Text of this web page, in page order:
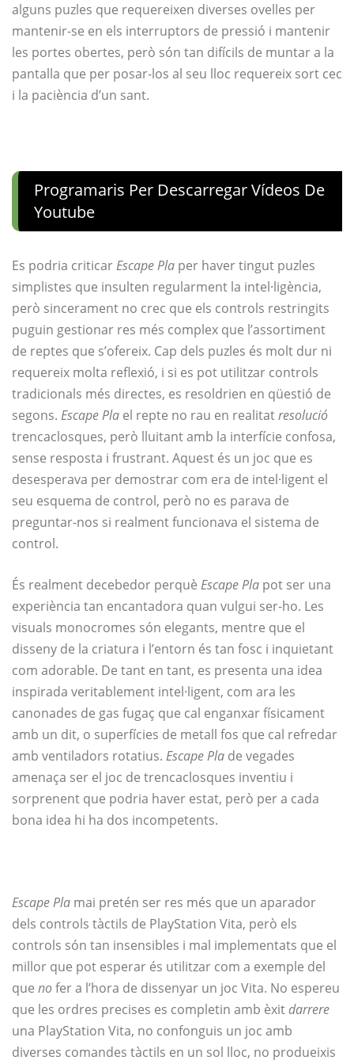
alguns puzles que requereixen diverses ovelles per
mantenir-se en els interruptors de pressió i mantenir
les portes obertes, però són tan difícils de muntar a la
pantalla que per posar-los al seu lloc requereix sort cec
i la paciència d’un sant.
Programaris Per Descarregar Vídeos De
Youtube
Es podria criticarEscape Pla per haver tingut puzles
simplistes que insulten regularment la intel·ligència,
però sincerament no crec que els controls restringits
puguin gestionar res més complex que l’assortiment
de reptes que s’ofereix. Cap dels puzles és molt dur ni
requereix molta reflexió, i si es pot utilitzar controls
tradicionals més directes, es resoldrien en qüestió de
segons. Escape Pla el repte no rau en realitatresolució
trencaclosques, però lluitant amb la interfície confosa,
sense resposta i frustrant. Aquest és un joc que es
desesperava per demostrar com era de intel·ligent el
seu esquema de control, però no es parava de
preguntar-nos si realment funcionava el sistema de
control.
És realment decebedor perquè Escape Pla pot ser una
experiència tan encantadora quan vulgui ser-ho. Les
visuals monocromes són elegants, mentre que el
disseny de la criatura i l’entorn és tan fosc i inquietant
com adorable. De tant en tant, es presenta una idea
inspirada veritablement intel·ligent, com ara les
canonades de gas fugaç que cal enganxar físicament
amb un dit, o superfícies de metall fos que cal refredar
amb ventiladors rotatius. Escape Pla de vegades
amenaça ser el joc de trencaclosques inventiu i
sorprenent que podria haver estat, però per a cada
bona idea hi ha dos incompetents.
Escape Pla mai pretén ser res més que un aparador
dels controls tàctils de PlayStation Vita, però els
controls són tan insensibles i mal implementats que el
millor que pot esperar és utilitzar com a exemple del
que nofer a l’hora de dissenyar un joc Vita. No espereu
que les ordres precises es completin amb èxitdarrere
una PlayStation Vita, no confonguis un joc amb
diverses comandes tàctils en un sol lloc, no produeixis